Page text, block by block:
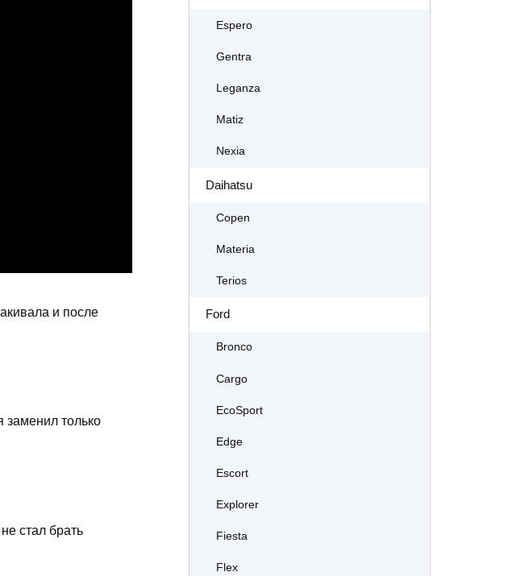
и после
заменил только
стал брать
Espero
Gentra
Leganza
Matiz
Nexia
Daihatsu
Copen
Materia
Terios
Ford
Bronco
Cargo
EcoSport
Edge
Escort
Explorer
Fiesta
Flex